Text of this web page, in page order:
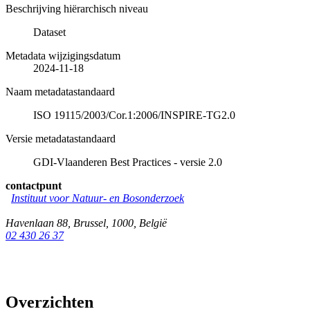
Beschrijving hiërarchisch niveau
Dataset
Metadata wijzigingsdatum
2024-11-18
Naam metadatastandaard
ISO 19115/2003/Cor.1:2006/INSPIRE-TG2.0
Versie metadatastandaard
GDI-Vlaanderen Best Practices - versie 2.0
contactpunt
Instituut voor Natuur- en Bosonderzoek
Havenlaan 88, Brussel, 1000, België
02 430 26 37
Overzichten